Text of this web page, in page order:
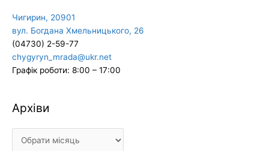
Чигирин, 20901
вул. Богдана Хмельницького, 26
(04730) 2-59-77
chygyryn_mrada@ukr.net
Графік роботи: 8:00 – 17:00
Архіви
Архіви